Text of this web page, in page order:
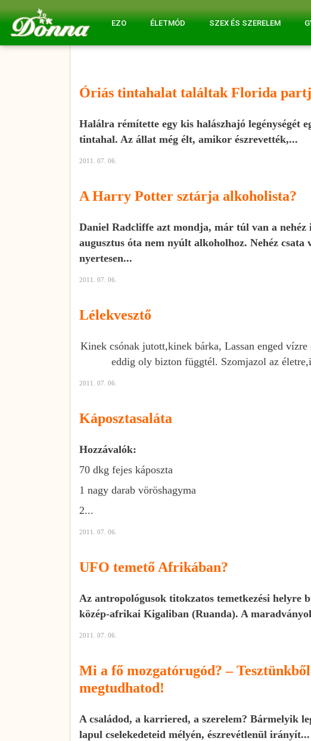
EZO ÉLETMÓD SZEX ÉS SZERELEM
Óriás tintahalat találtak Florida
Halálra rémítette egy kis halászhajó legénységét
tintahal. Az állat még élt, amikor észrevették,...
2011. 07. 06.
A Harry Potter sztárja alkoholista?
Daniel Radcliffe azt mondja, már túl van a nehéz
augusztus óta nem nyúlt alkoholhoz. Nehéz csata
nyertesen...
2011. 07. 06.
Lélekvesztő
Kinek csónak jutott,kinek bárka, Lassan enged
eddig oly bizton függtél. Szomjazol az
2011. 07. 06.
Káposztasaláta
Hozzávalók:
70 dkg fejes káposzta
1 nagy darab vöröshagyma
2...
2011. 07. 06.
UFO temető Afrikában?
Az antropológusok titokzatos temetkezési helyre
közép-afrikai Kigaliban (Ruanda). A
2011. 07. 06.
Mi a fő mozgatórugód? – Tesztünkből
megtudhatod!
A családod, a karriered, a szerelem? Bármelyik
lapul cselekedeteid mélyén, észrevétlenül irányít...